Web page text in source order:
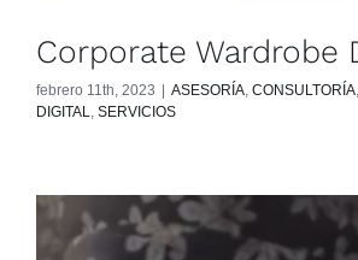
Corporate Wardrobe
febrero 11th, 2023 ASESORÍA, CONSULTORÍA,
DIGITAL, SERVICIOS